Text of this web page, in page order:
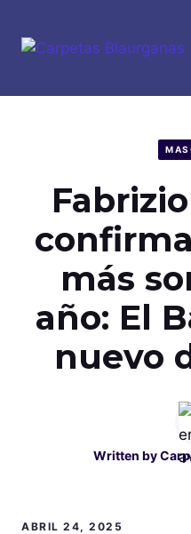
contenido
más
año: El
nuevo
Written by
ABRIL 24, 2025